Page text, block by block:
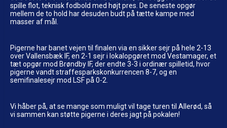
spille flot, teknisk fodbold med højt pres. De seneste opgør
mellem de to hold har desuden budt på tætte kampe med
masser af mål.
Pigerne har banet vejen til finalen via en sikker sejr på hele 2-13
over Vallensbæk IF, en 2-1 sejr i lokalopgøret mod Vestamager, et
tæt opgør mod Brøndby IF, der endte 3-3 i ordinær spilletid, hvor
pigerne vandt straffesparkskonkurrencen 8-7, og en
semifinalesejr mod LSF på 0-2.
Vi håber på, at se mange som muligt vil tage turen til Allerød, så
vi sammen kan støtte pigerne i deres jagt på pokalen!